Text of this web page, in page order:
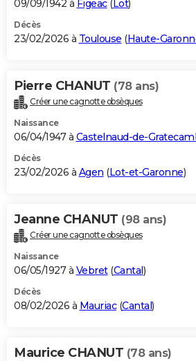
09/09/1942 à Figeac( Lot)
Décès
23/02/2026 à Toulouse (Haute-
Pierre CHANUT (78 ans)
Créer une cagnotte obsèques
Naissance
06/04/1947 à Castelnaud-de-
Décès
23/02/2026 à Agen (Lot-et-Garonne)
Jeanne CHANUT (98 ans)
Créer une cagnotte obsèques
Naissance
06/05/1927 à Vebret(Cantal)
Décès
08/02/2026 à Mauriac(Cantal)
Maurice CHANUT (78 ans)